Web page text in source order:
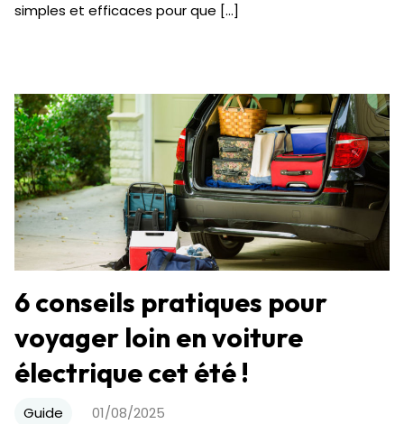
simples et efficaces pour que […]
6 conseils pratiques pour
voyager loin en voiture
électrique cet été !
Guide 01/08/2025